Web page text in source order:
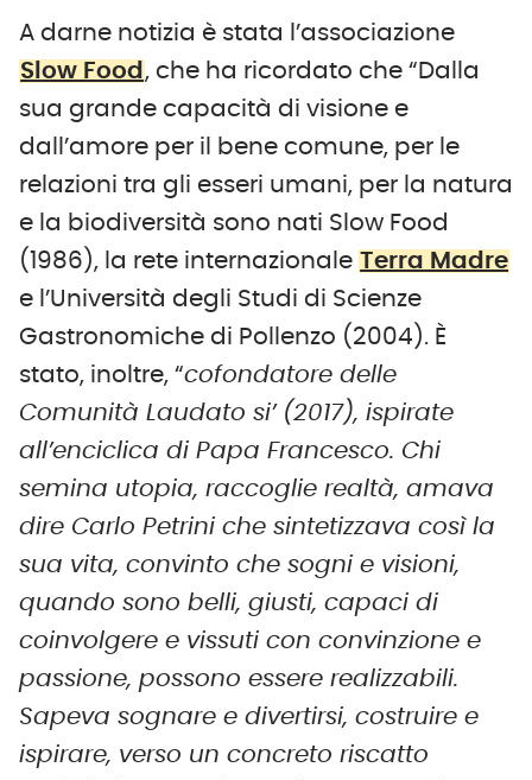
A darne notizia è stata l’associazione
Slow Food , che ha ricordato che “Dalla
sua grande capacità di visione e
dall’amore per il bene comune, per le
relazioni tra gli esseri umani, per la natura
e la biodiversità sono nati Slow Food
(1986), la rete internazionale Terra Madre
e l’Università degli Studi di Scienze
Gastronomiche di Pollenzo (2004). È
stato, inoltre, “cofondatore delle
Comunità Laudato si’ (2017), ispirate
all’enciclica di Papa Francesco. Chi
semina utopia, raccoglie realtà, amava
dire Carlo Petrini che sintetizzava così la
sua vita, convinto che sogni e visioni,
quando sono belli, giusti, capaci di
coinvolgere e vissuti con convinzione e
passione, possono essere realizzabili.
Sapeva sognare e divertirsi, costruire e
ispirare, verso un concreto riscatto